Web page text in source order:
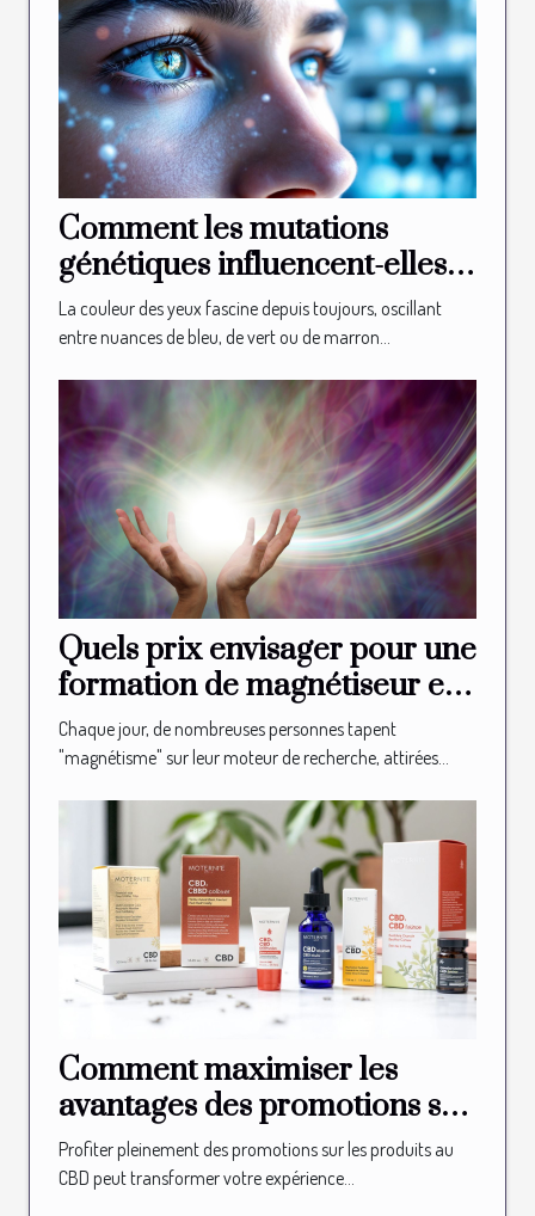
Comment les mutations
génétiques influencent-elles
la couleur des yeux ?
La couleur des yeux fascine depuis toujours, oscillant
entre nuances de bleu, de vert ou de marron...
Quels prix envisager pour une
formation de magnétiseur en
ligne ?
Chaque jour, de nombreuses personnes tapent
"magnétisme" sur leur moteur de recherche, attirées...
Comment maximiser les
avantages des promotions sur
les produits au CBD ?
Profiter pleinement des promotions sur les produits au
CBD peut transformer votre expérience...